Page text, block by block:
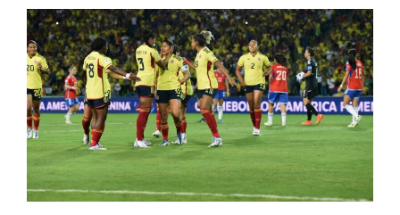
del
Valle
en
La
Leyenda
del
Dorado»